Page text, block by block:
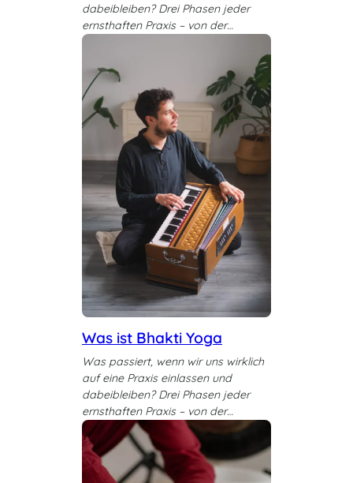
dabeibleiben? Drei Phasen jeder
ernsthaften Praxis – von der…
Was ist Bhakti Yoga
Was passiert, wenn wir uns wirklich
auf eine Praxis einlassen und
dabeibleiben? Drei Phasen jeder
ernsthaften Praxis – von der…